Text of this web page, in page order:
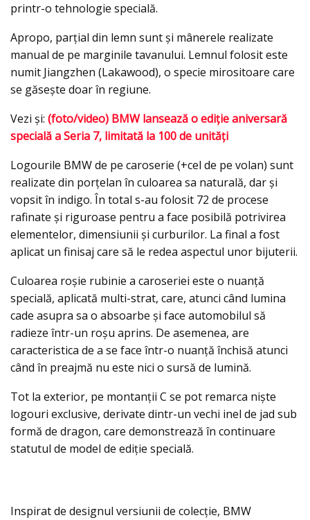
printr-o tehnologie specială.
Apropo, parţial din lemn sunt şi mânerele realizate
manual de pe marginile tavanului. Lemnul folosit este
numit Jiangzhen (Lakawood), o specie mirositoare care
se găseşte doar în regiune.
Vezi şi: (foto/video) BMW lansează o ediţie aniversară
specială a Seria 7, limitată la 100 de unităţi
Logourile BMW de pe caroserie (+cel de pe volan) sunt
realizate din porţelan în culoarea sa naturală, dar şi
vopsit în indigo. În total s-au folosit 72 de procese
rafinate și riguroase pentru a face posibilă potrivirea
elementelor, dimensiunii și curburilor. La final a fost
aplicat un finisaj care să le redea aspectul unor bijuterii.
Culoarea roşie rubinie a caroseriei este o nuanţă
specială, aplicată multi-strat, care, atunci când lumina
cade asupra sa o absoarbe şi face automobilul să
radieze într-un roşu aprins. De asemenea, are
caracteristica de a se face într-o nuanţă închisă atunci
când în preajmă nu este nici o sursă de lumină.
Tot la exterior, pe montanţii C se pot remarca nişte
logouri exclusive, derivate dintr-un vechi inel de jad sub
formă de dragon, care demonstrează în continuare
statutul de model de ediție specială.
Inspirat de designul versiunii de colecție, BMW